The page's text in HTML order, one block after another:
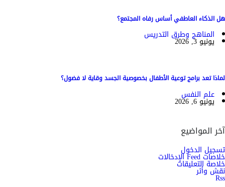
هل الذكاء العاطفي أساس رفاه المجتمع؟
المناهج وطرق التدريس
يونيو 3, 2026
لماذا تعد برامج توعية الأطفال بخصوصية الجسد وقاية لا فضول؟
علم النفس
يونيو 6, 2026
آخر المواضيع
تسجيل الدخول
خلاصات Feed الإدخالات
خلاصة التعليقات
نقش وأثر
Rss